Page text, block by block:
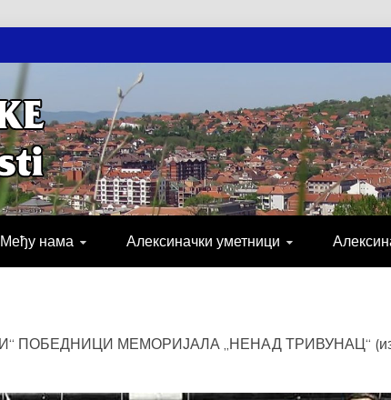
СПОРТ, ПОСЛОВНИ
Међу нама Алексиначки уметници
ПОБЕДНИЦИ МЕМОРИЈАЛА „НЕНАД ТРИВУНАЦ“